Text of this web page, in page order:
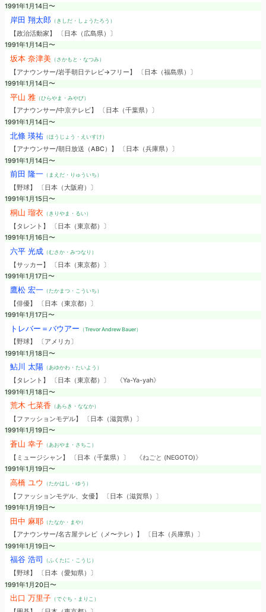
1991年1月14日〜
岸田 翔太郎（きしだ・しょうたろう）
【政治活動家】 〔日本（広島県）〕
1991年1月14日〜
坂本 奈津美（さかもと・なつみ）
【アナウンサー/岩手朝日テレビ→フリー】 〔日本（福島県）〕
1991年1月14日〜
平山 雅（ひらやま・みやび）
【アナウンサー/中京テレビ】 〔日本（千葉県）〕
1991年1月14日〜
北條 瑛祐（ほうじょう・えいすけ）
【アナウンサー/朝日放送（ABC）】 〔日本（兵庫県）〕
1991年1月14日〜
前田 隆一（まえだ・りゅういち）
【野球】 〔日本（大阪府）〕
1991年1月15日〜
桐山 瑠衣（きりやま・るい）
【タレント】 〔日本（東京都）〕
1991年1月16日〜
六平 光成（むさか・みつなり）
【サッカー】 〔日本（東京都）〕
1991年1月17日〜
鷹松 宏一（たかまつ・こういち）
【俳優】 〔日本（東京都）〕
1991年1月17日〜
トレバー＝バウアー （Trevor Andrew Bauer）
【野球】 〔アメリカ〕
1991年1月18日〜
鮎川 太陽（あゆかわ・たいよう）
【タレント】 〔日本（東京都）〕
《Ya-Ya-yah》
1991年1月18日〜
荒木 七菜香 （あらき・ななか）
【ファッションモデル】 〔日本（滋賀県）〕
1991年1月19日〜
蒼山 幸子（あおやま・さちこ）
【ミュージシャン】 〔日本（千葉県）〕
《ねごと (NEGOTO)》
1991年1月19日〜
高橋 ユウ （たかはし・ゆう）
【ファッションモデル、女優】 〔日本（滋賀県）〕
1991年1月19日〜
田中 麻耶（たなか・まや）
【アナウンサー/名古屋テレビ（メ〜テレ）】 〔日本（兵庫県）〕
1991年1月19日〜
福谷 浩司 （ふくたに・こうじ）
【野球】 〔日本（愛知県）〕
1991年1月20日〜
出口 万里子（でぐち・まりこ）